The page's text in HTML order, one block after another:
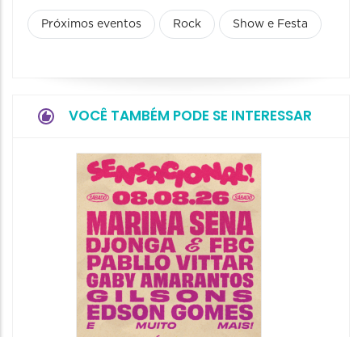
Próximos eventos Rock Show e Festa
VOCÊ TAMBÉM PODE SE INTERESSAR